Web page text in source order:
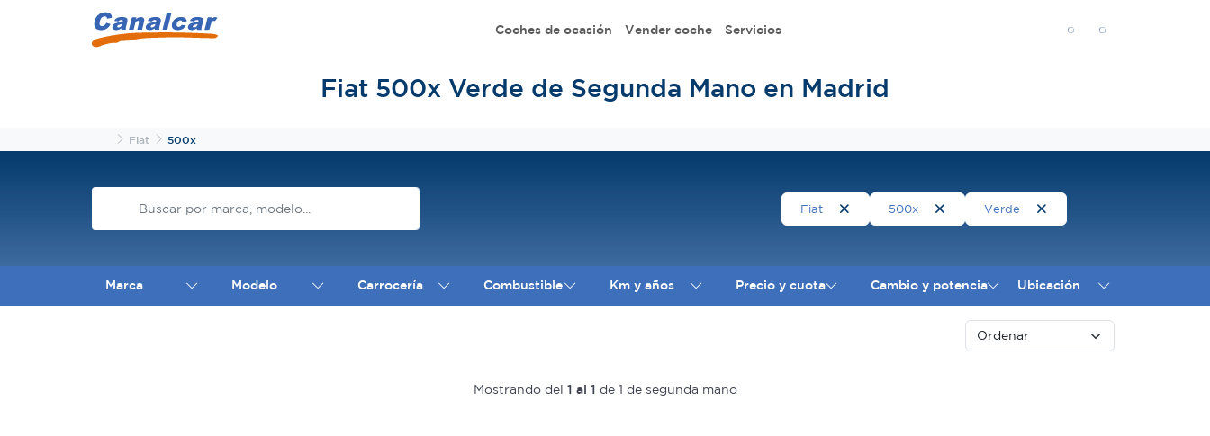
Coches de ocasión Vender coche Servicios
Fiat 500x Verde de Segunda Mano en Madrid
InicioFiat 500x
Fiat 500x Verde
Marca Modelo Carrocería Combustible Km y años Precio y cuota Cambio y potencia Ubicación
Mostrando del 1 al 1 de 1 de segunda mano